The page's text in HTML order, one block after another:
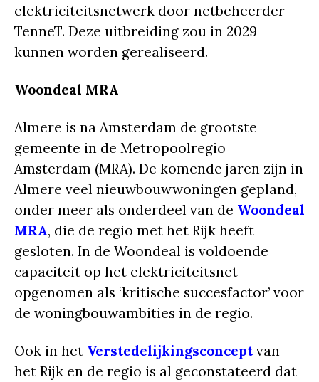
elektriciteitsnetwerk door netbeheerder
TenneT. Deze uitbreiding zou in 2029
kunnen worden gerealiseerd.
Woondeal MRA
Almere is na Amsterdam de grootste
gemeente in de Metropoolregio
Amsterdam (MRA). De komende jaren zijn in
Almere veel nieuwbouwwoningen gepland,
onder meer als onderdeel van de Woondeal
MRA, die de regio met het Rijk heeft
gesloten. In de Woondeal is voldoende
capaciteit op het elektriciteitsnet
opgenomen als ‘kritische succesfactor’ voor
de woningbouwambities in de regio.
Ook in het Verstedelijkingsconceptvan
het Rijk en de regio is al geconstateerd dat